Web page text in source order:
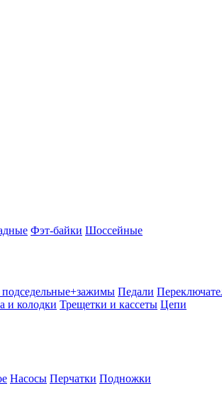
Фэт-байки Шоссейные
Педали
и колодки Трещетки и кассеты Цепи
Насосы Перчатки Подножки